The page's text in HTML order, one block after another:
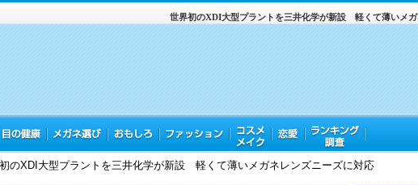
世界初のXDI大型プラントを三井化学が新設 軽くて薄いメ
のXDI大型プラントを三井化学が新設 軽くて薄いメガネレンズニーズに対応